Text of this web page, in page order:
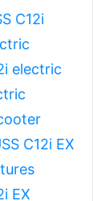
C12i
electric
C12i EX
EX